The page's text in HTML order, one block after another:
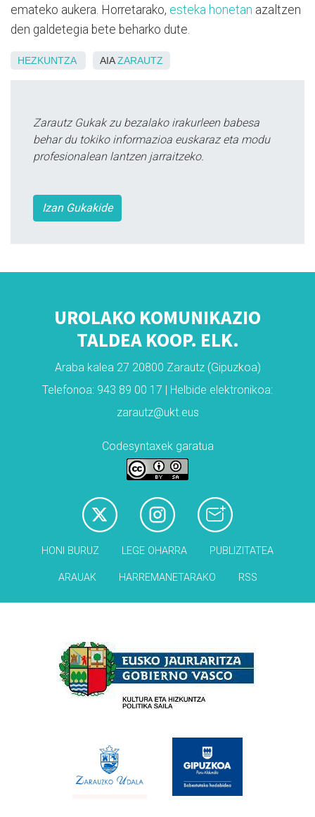
emateko aukera. Horretarako, esteka honetan azaltzen
den galdetegia bete beharko dute.
HEZKUNTZA AIAZARAUTZ
Zarautz Gukak zu bezalako irakurleen babesa
behar du tokiko informazioa euskaraz eta modu
profesionalean lantzen jarraitzeko.
Izan Gukakide
UROLAKO KOMUNIKAZIO
TALDEA KOOP. ELK.
Araba kalea 27 20800 Zarautz (Gipuzkoa)
Telefonoa: 943 89 00 17 | Helbide elektronikoa:
zarautz@ukt.eus
Codesyntaxek garatua
HONI BURUZ LEGE OHARRA PUBLIZITATEA
ARAUAK HARREMANETARAKO RSS